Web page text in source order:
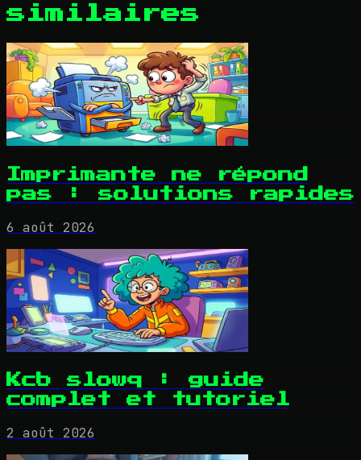
similaires
Imprimante ne répond
pas : solutions rapides
6 août 2026
Kcb slowq : guide
complet et tutoriel
2 août 2026